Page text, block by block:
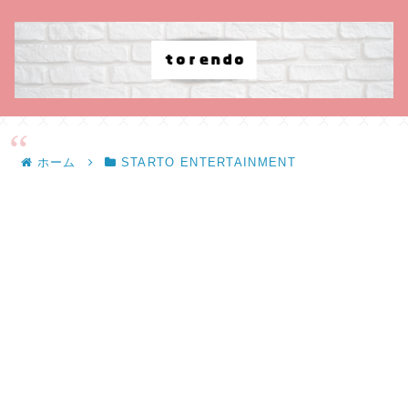
ホーム STARTO ENTERTAINMENT